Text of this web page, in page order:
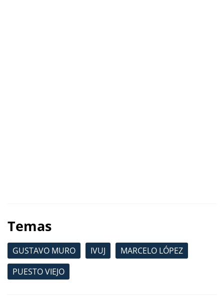
Temas
GUSTAVO MURO IVUJ
MARCELO LÓPEZ
PUESTO VIEJO